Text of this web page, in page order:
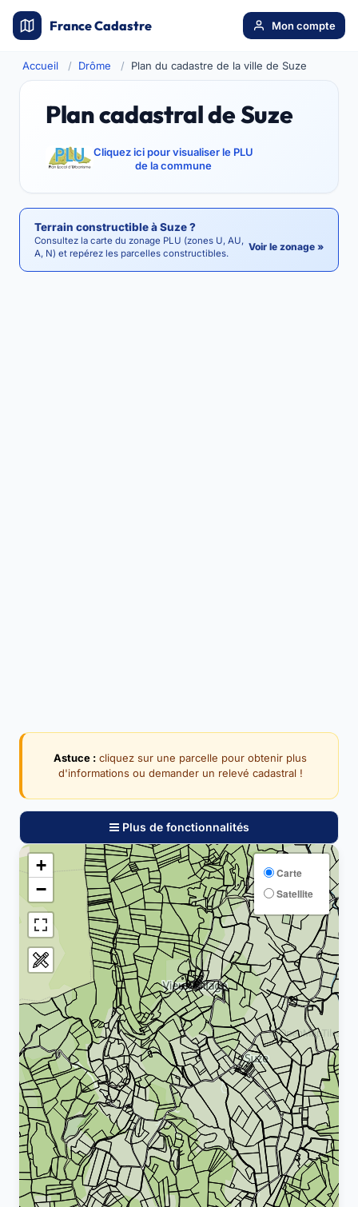
France Cadastre Mon compte
Accueil Drôme Plan du cadastre de la ville de Suze
Plan cadastral de Suze
Cliquez ici pour visualiser le PLU
de la commune
Terrain constructible à Suze ?
Consultez la carte du zonage PLU (zones U, AU,
A, N) et repérez les parcelles constructibles.
Voir le zonage »
Astuce : cliquez sur une parcelle pour obtenir plus
d'informations ou demander un relevé cadastral !
Plus de fonctionnalités
+
−
Carte
Satellite